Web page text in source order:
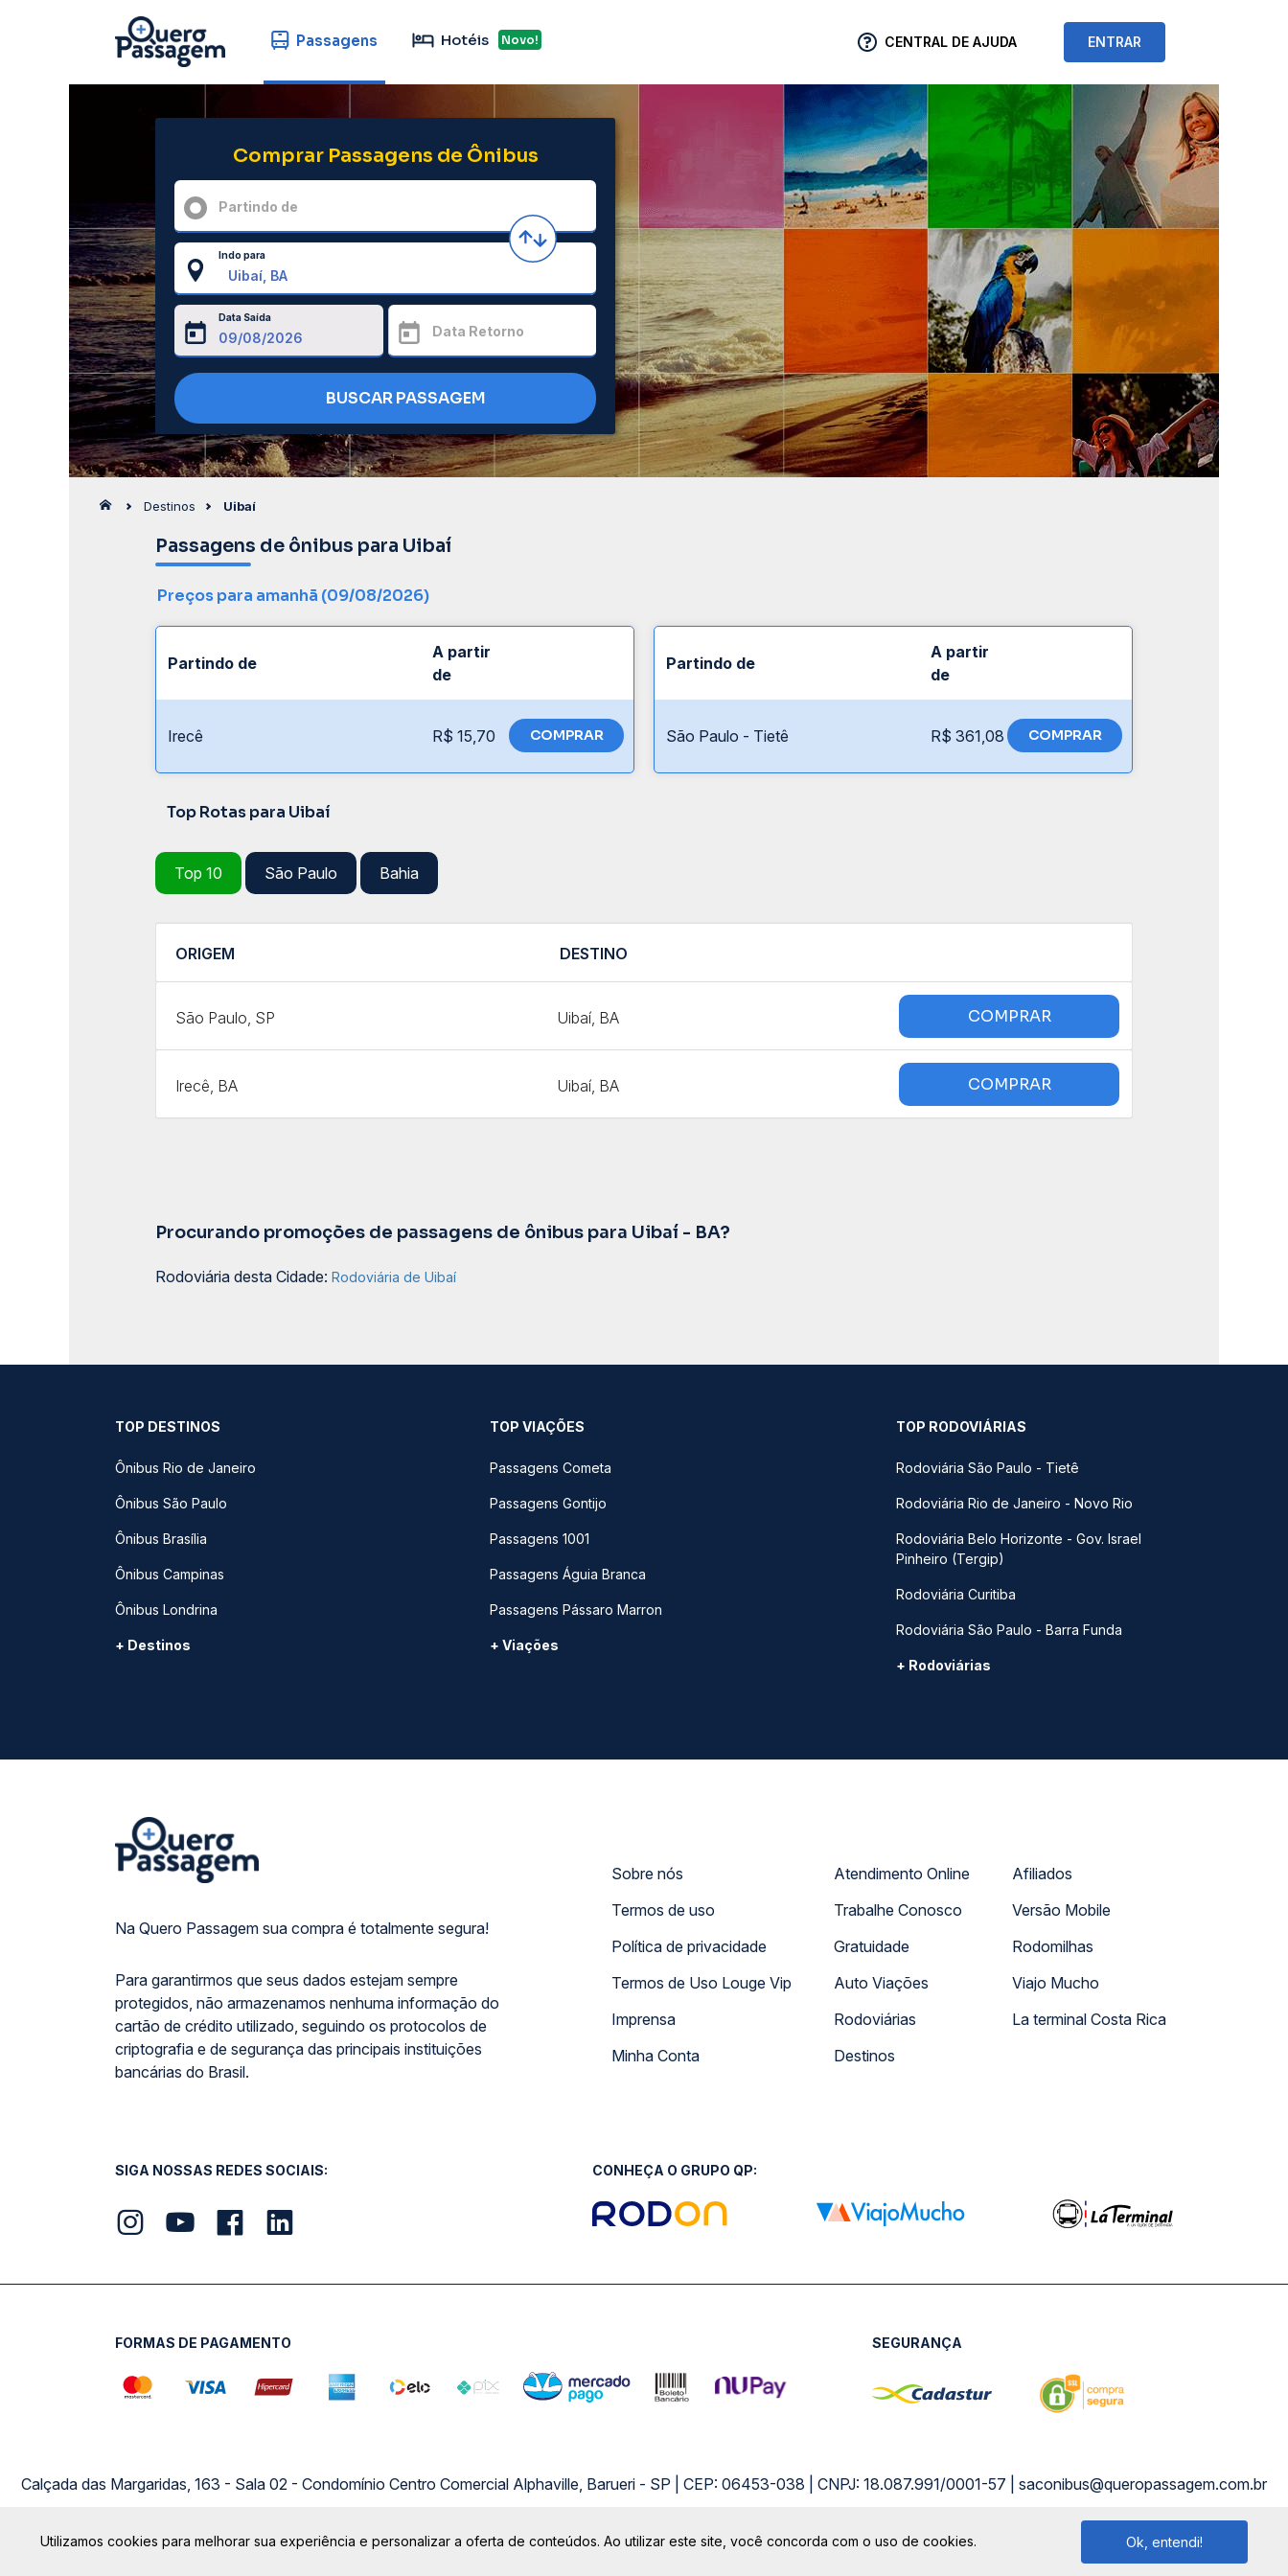
Passagens Hotéis Novo! CENTRAL DE AJUDA ENTRAR
Comprar Passagens de Ônibus
Partindo de
Indo para
Data Saída
Data Retorno
BUSCAR PASSAGEM
Destinos Uibaí
Passagens de ônibus para Uibaí
Preços para amanhã (09/08/2026)
Partindo de
A partir
de
Irecê R$ 15,70 COMPRAR
Partindo de
A partir
de
São Paulo - Tietê R$ 361,08 COMPRAR
Top Rotas para Uibaí
Top 10 São Paulo Bahia
ORIGEM DESTINO
São Paulo, SP Uibaí, BA
Irecê, BA Uibaí, BA
Procurando promoções de passagens de ônibus para Uibaí - BA?
Rodoviária desta Cidade: Rodoviária de Uibaí
TOP DESTINOS
Ônibus Rio de Janeiro
Ônibus São Paulo
Ônibus Brasília
Ônibus Campinas
Ônibus Londrina
+ Destinos
TOP VIAÇÕES
Passagens Cometa
Passagens Gontijo
Passagens 1001
Passagens Águia Branca
Passagens Pássaro Marron
+ Viações
TOP RODOVIÁRIAS
Rodoviária São Paulo - Tietê
Rodoviária Rio de Janeiro - Novo Rio
Rodoviária Belo Horizonte - Gov. Israel
Pinheiro (Tergip)
Rodoviária Curitiba
Rodoviária São Paulo - Barra Funda
+ Rodoviárias
Na Quero Passagem sua compra é totalmente segura!
Para garantirmos que seus dados estejam sempre
protegidos, não armazenamos nenhuma informação do
cartão de crédito utilizado, seguindo os protocolos de
criptografia e de segurança das principais instituições
bancárias do Brasil.
Sobre nós
Termos de uso
Política de privacidade
Termos de Uso Louge Vip
Imprensa
Minha Conta
Atendimento Online
Trabalhe Conosco
Gratuidade
Auto Viações
Rodoviárias
Destinos
Afiliados
Versão Mobile
Rodomilhas
Viajo Mucho
La terminal Costa Rica
SIGA NOSSAS REDES SOCIAIS: CONHEÇA O GRUPO QP:
FORMAS DE PAGAMENTO SEGURANÇA
Calçada das Margaridas, 163 - Sala 02 - Condomínio Centro Comercial Alphaville, Barueri - SP | CEP: 06453-038 | CNPJ: 18.087.991/0001-57 | saconibus@queropassagem.com.br
Utilizamos cookies para melhorar sua experiência e personalizar a oferta de conteúdos. Ao utilizar este site, você concorda com o uso de cookies. Ok, entendi!